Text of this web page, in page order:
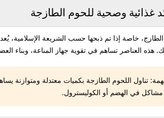
هذه العناصر تساهم في تقوية جهاز المناعة، وبناء
تناول اللحوم الطازجة بكميات معتدلة ومتوازنة
في الهضم أو الكوليسترول.